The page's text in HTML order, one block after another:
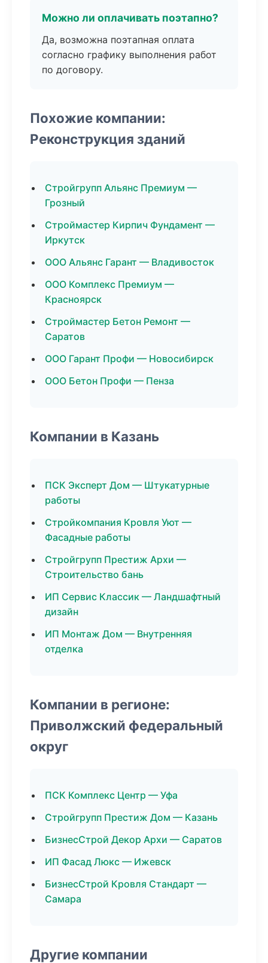
Можно ли оплачивать поэтапно?
Да, возможна поэтапная оплата
согласно графику выполнения работ
по договору.
Похожие компании:
Реконструкция зданий
Стройгрупп Альянс Премиум —
Грозный
Строймастер Кирпич Фундамент —
Иркутск
ООО Альянс Гарант — Владивосток
ООО Комплекс Премиум —
Красноярск
Строймастер Бетон Ремонт —
Саратов
ООО Гарант Профи — Новосибирск
ООО Бетон Профи — Пенза
Компании в Казань
ПСК Эксперт Дом — Штукатурные
работы
Стройкомпания Кровля Уют —
Фасадные работы
Стройгрупп Престиж Архи —
Строительство бань
ИП Сервис Классик — Ландшафтный
дизайн
ИП Монтаж Дом — Внутренняя
отделка
Компании в регионе:
Приволжский федеральный
округ
ПСК Комплекс Центр — Уфа
Стройгрупп Престиж Дом — Казань
БизнесСтрой Декор Архи — Саратов
ИП Фасад Люкс — Ижевск
БизнесСтрой Кровля Стандарт —
Самара
Другие компании